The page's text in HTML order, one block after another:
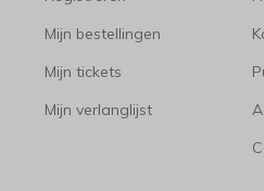
Mijn bestellingen
Mijn tickets
Mijn verlanglijst